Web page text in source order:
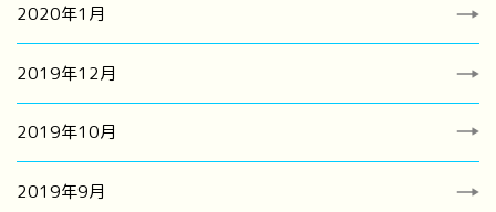
2020年1月
2019年12月
2019年10月
2019年9月